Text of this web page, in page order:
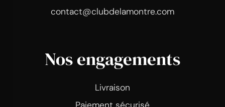
contact@clubdelamontre.com
Nos engagements
Livraison